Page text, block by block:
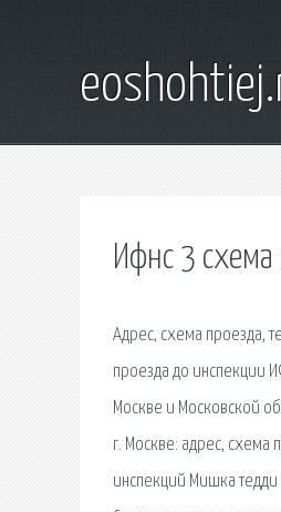
Ифнс 3 схема
Адрес, схема проезда,
проезда до инспекции
Москве и Московской
г. Москве: адрес,
инспекций Мишка